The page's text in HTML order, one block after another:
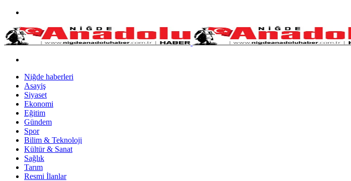
Niğde haberleri
Asayiş
Siyaset
Ekonomi
Eğitim
Gündem
Spor
Bilim & Teknoloji
Kültür & Sanat
Sağlık
Tarım
Resmi İlanlar